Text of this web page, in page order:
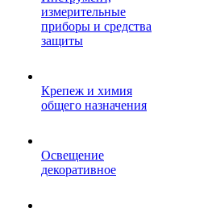
измерительные
приборы и средства
защиты
Крепеж и химия
общего назначения
Освещение
декоративное